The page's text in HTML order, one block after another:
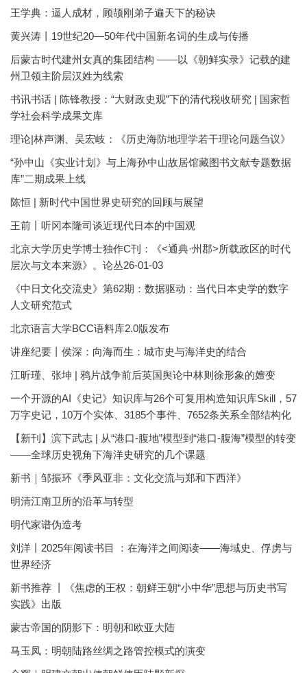
王学典：逼人成材，顾颉刚弟子遍天下的秘诀
黄兴涛丨19世纪20—50年代中国新名词的生成与传播
后蒙古时代建州女真的集团结构 ——以《朝鲜实录》记载的建
州卫领主阶层汉姓为线索
书讯书话 | 陈锋教授：“大财政史观”下的清代税收研究 | 国家哲
学社会科学成果文库
理论|林声渊、吴宏岐：《历史海防地理学若干理论问题刍议》
“孙中山《实业计划》与上海孙中山故居馆藏图书文献专题数据
库”二期成果上线
陈恒 | 新时代中国世界史研究的回顾与展望
王前丨听冈本隆司谈近现代日本的中国观
北京大学历史学博士独作C刊：《<通典·州郡>所载政区的时代
层次与文本来源》。论丛26-01-03
《中日文化交流史》第62期：数据驱动：当代日本史学的数字
人文研究范式
北京语言大学BCC语料库2.0版发布
讲座纪要丨侯深：向海而生：城市史与海洋史的结合
江昕瑾、张坤 | 鸦片战争前后英国舆论中林则徐形象的嬗变
一个开源的AI《史记》知识库与26个可复用构造知识库Skill，57
万字史记，10万个实体、3185个事件、7652条关系全部结构化
【新刊】滨下武志 | 从“港口-腹地”模型到“港口-腹海”模型的转变
——全球历史视角下海洋史研究的几个课题
新书｜邹振环《季风亚非：文化交流与郑和下西洋》
明清江南卫所的沿革与转型
明代家谱伪造考
刘洋丨2025年阅读书目 ：在海洋之间阅读——海域史、俘虏与
世界经济
新书推荐 丨《焦虑的王权：朝鲜王朝“小中华”思想与历史书写
实践》出版
蒙古帝国的阴影下：明朝和欧亚大陆
马玉凤：明朝陆路丝绸之路管控模式的演变